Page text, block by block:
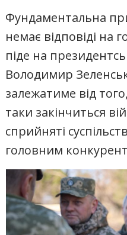
Фундаментальна
немає відповіді на
піде на
Володимир
залежатиме від
таки закінчиться
сприйняті
головним